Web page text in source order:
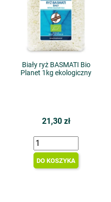
Biały ryż BASMATI Bio
Planet 1kg ekologiczny
21,30 zł
DO KOSZYKA